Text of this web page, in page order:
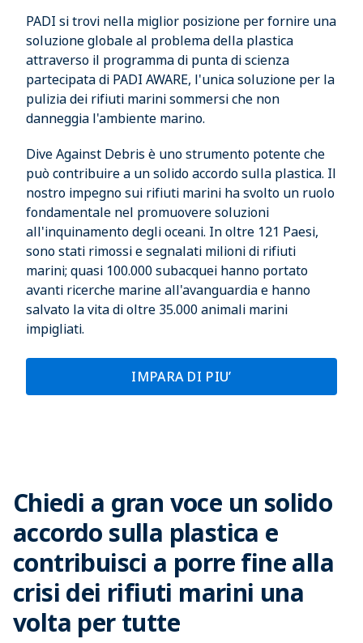
PADI si trovi nella miglior posizione per fornire una
soluzione globale al problema della plastica
attraverso il programma di punta di scienza
partecipata di PADI AWARE, l'unica soluzione per la
pulizia dei rifiuti marini sommersi che non
danneggia l'ambiente marino.
Dive Against Debris è uno strumento potente che
può contribuire a un solido accordo sulla plastica. Il
nostro impegno sui rifiuti marini ha svolto un ruolo
fondamentale nel promuovere soluzioni
all'inquinamento degli oceani. In oltre 121 Paesi,
sono stati rimossi e segnalati milioni di rifiuti
marini; quasi 100.000 subacquei hanno portato
avanti ricerche marine all'avanguardia e hanno
salvato la vita di oltre 35.000 animali marini
impigliati.
IMPARA DI PIU’
Chiedi a gran voce un solido
accordo sulla plastica e
contribuisci a porre fine alla
crisi dei rifiuti marini una
volta per tutte